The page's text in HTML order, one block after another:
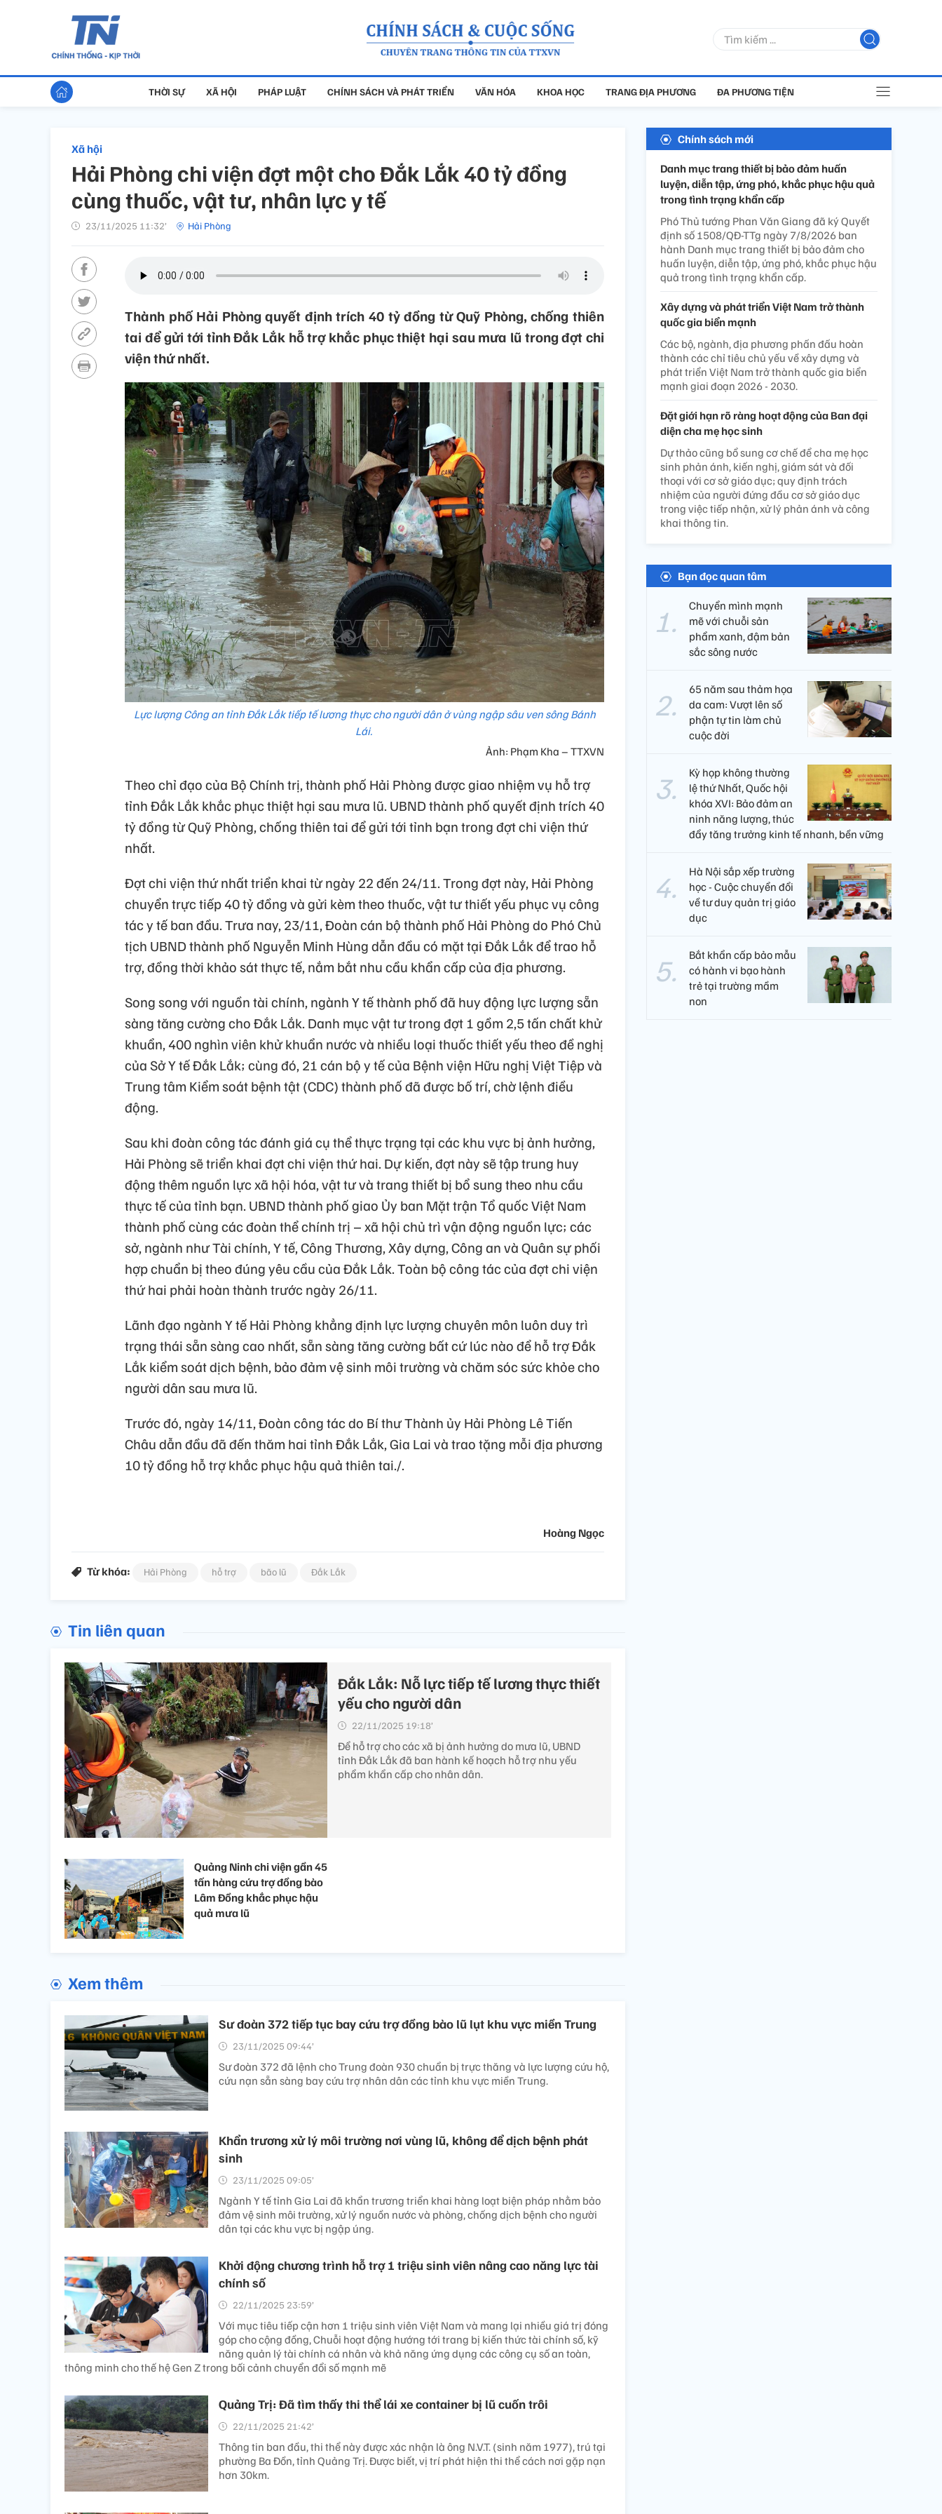
THỜI SỰ XÃ HỘI PHÁP LUẬT CHÍNH SÁCH VÀ PHÁT TRIỂN VĂN HÓA KHOA HỌC TRANG ĐỊA PHƯƠNG ĐA PHƯƠNG TIỆN
Xã hội
Hải Phòng chi viện đợt một cho Đắk Lắk 40 tỷ đồng
cùng thuốc, vật tư, nhân lực y tế
23/11/2025 11:32’ Hải Phòng
Thành phố Hải Phòng quyết định trích 40 tỷ đồng từ Quỹ Phòng, chống thiên
tai để gửi tới tỉnh Đắk Lắk hỗ trợ khắc phục thiệt hại sau mưa lũ trong đợt chi
viện thứ nhất.
Lực lượng Công an tỉnh Đắk Lắk tiếp tế lương thực cho người dân ở vùng ngập sâu ven sông Bánh
Lái.
Ảnh: Phạm Kha – TTXVN
Theo chỉ đạo của Bộ Chính trị, thành phố Hải Phòng được giao nhiệm vụ hỗ trợ
tỉnh Đắk Lắk khắc phục thiệt hại sau mưa lũ. UBND thành phố quyết định trích 40
tỷ đồng từ Quỹ Phòng, chống thiên tai để gửi tới tỉnh bạn trong đợt chi viện thứ
nhất.
Đợt chi viện thứ nhất triển khai từ ngày 22 đến 24/11. Trong đợt này, Hải Phòng
chuyển trực tiếp 40 tỷ đồng và gửi kèm theo thuốc, vật tư thiết yếu phục vụ công
tác y tế ban đầu. Trưa nay, 23/11, Đoàn cán bộ thành phố Hải Phòng do Phó Chủ
tịch UBND thành phố Nguyễn Minh Hùng dẫn đầu có mặt tại Đắk Lắk để trao hỗ
trợ, đồng thời khảo sát thực tế, nắm bắt nhu cầu khẩn cấp của địa phương.
Song song với nguồn tài chính, ngành Y tế thành phố đã huy động lực lượng sẵn
sàng tăng cường cho Đắk Lắk. Danh mục vật tư trong đợt 1 gồm 2,5 tấn chất khử
khuẩn, 400 nghìn viên khử khuẩn nước và nhiều loại thuốc thiết yếu theo đề nghị
của Sở Y tế Đắk Lắk; cùng đó, 21 cán bộ y tế của Bệnh viện Hữu nghị Việt Tiệp và
Trung tâm Kiểm soát bệnh tật (CDC) thành phố đã được bố trí, chờ lệnh điều
động.
Sau khi đoàn công tác đánh giá cụ thể thực trạng tại các khu vực bị ảnh hưởng,
Hải Phòng sẽ triển khai đợt chi viện thứ hai. Dự kiến, đợt này sẽ tập trung huy
động thêm nguồn lực xã hội hóa, vật tư và trang thiết bị bổ sung theo nhu cầu
thực tế của tỉnh bạn. UBND thành phố giao Ủy ban Mặt trận Tổ quốc Việt Nam
thành phố cùng các đoàn thể chính trị – xã hội chủ trì vận động nguồn lực; các
sở, ngành như Tài chính, Y tế, Công Thương, Xây dựng, Công an và Quân sự phối
hợp chuẩn bị theo đúng yêu cầu của Đắk Lắk. Toàn bộ công tác của đợt chi viện
thứ hai phải hoàn thành trước ngày 26/11.
Lãnh đạo ngành Y tế Hải Phòng khẳng định lực lượng chuyên môn luôn duy trì
trạng thái sẵn sàng cao nhất, sẵn sàng tăng cường bất cứ lúc nào để hỗ trợ Đắk
Lắk kiểm soát dịch bệnh, bảo đảm vệ sinh môi trường và chăm sóc sức khỏe cho
người dân sau mưa lũ.
Trước đó, ngày 14/11, Đoàn công tác do Bí thư Thành ủy Hải Phòng Lê Tiến
Châu dẫn đầu đã đến thăm hai tỉnh Đắk Lắk, Gia Lai và trao tặng mỗi địa phương
10 tỷ đồng hỗ trợ khắc phục hậu quả thiên tai./.
Hoàng Ngọc
Từ khóa: Hải Phòng hỗ trợ bão lũ Đắk Lắk
Tin liên quan
Đắk Lắk: Nỗ lực tiếp tế lương thực thiết
yếu cho người dân​
22/11/2025 19:18’
Để hỗ trợ cho các xã bị ảnh hưởng do mưa lũ, UBND
tỉnh Đắk Lắk đã ban hành kế hoạch hỗ trợ nhu yếu
phẩm khẩn cấp cho nhân dân.
Quảng Ninh chi viện gần 45
tấn hàng cứu trợ đồng bào
Lâm Đồng khắc phục hậu
quả mưa lũ
Xem thêm
Sư đoàn 372 tiếp tục bay cứu trợ đồng bào lũ lụt khu vực miền Trung
23/11/2025 09:44’
Sư đoàn 372 đã lệnh cho Trung đoàn 930 chuẩn bị trực thăng và lực lượng cứu hộ,
cứu nạn sẵn sàng bay cứu trợ nhân dân các tỉnh khu vực miền Trung.
Khẩn trương xử lý môi trường nơi vùng lũ, không để dịch bệnh phát
sinh
23/11/2025 09:05’
Ngành Y tế tỉnh Gia Lai đã khẩn trương triển khai hàng loạt biện pháp nhằm bảo
đảm vệ sinh môi trường, xử lý nguồn nước và phòng, chống dịch bệnh cho người
dân tại các khu vực bị ngập úng.
Khởi động chương trình hỗ trợ 1 triệu sinh viên nâng cao năng lực tài
chính số
22/11/2025 23:59’
Với mục tiêu tiếp cận hơn 1 triệu sinh viên Việt Nam và mang lại nhiều giá trị đóng
góp cho cộng đồng, Chuỗi hoạt động hướng tới trang bị kiến thức tài chính số, kỹ
năng quản lý tài chính cá nhân và khả năng ứng dụng các công cụ số an toàn,
thông minh cho thế hệ Gen Z trong bối cảnh chuyển đổi số mạnh mẽ
Quảng Trị: Đã tìm thấy thi thể lái xe container bị lũ cuốn trôi
22/11/2025 21:42’
Thông tin ban đầu, thi thể này được xác nhận là ông N.V.T. (sinh năm 1977), trú tại
phường Ba Đồn, tỉnh Quảng Trị. Được biết, vị trí phát hiện thi thể cách nơi gặp nạn
hơn 30km.
Chính sách mới
Danh mục trang thiết bị bảo đảm huấn
luyện, diễn tập, ứng phó, khắc phục hậu quả
trong tình trạng khẩn cấp
Phó Thủ tướng Phan Văn Giang đã ký Quyết
định số 1508/QĐ-TTg ngày 7/8/2026 ban
hành Danh mục trang thiết bị bảo đảm cho
huấn luyện, diễn tập, ứng phó, khắc phục hậu
quả trong tình trạng khẩn cấp.
Xây dựng và phát triển Việt Nam trở thành
quốc gia biển mạnh
Các bộ, ngành, địa phương phấn đấu hoàn
thành các chỉ tiêu chủ yếu về xây dựng và
phát triển Việt Nam trở thành quốc gia biển
mạnh giai đoạn 2026 - 2030.
Đặt giới hạn rõ ràng hoạt động của Ban đại
diện cha mẹ học sinh
Dự thảo cũng bổ sung cơ chế để cha mẹ học
sinh phản ánh, kiến nghị, giám sát và đối
thoại với cơ sở giáo dục; quy định trách
nhiệm của người đứng đầu cơ sở giáo dục
trong việc tiếp nhận, xử lý phản ánh và công
khai thông tin.
Bạn đọc quan tâm
Chuyển mình mạnh
mẽ với chuỗi sản
phẩm xanh, đậm bản
sắc sông nước
65 năm sau thảm họa
da cam: Vượt lên số
phận tự tin làm chủ
cuộc đời
Kỳ họp không thường
lệ thứ Nhất, Quốc hội
khóa XVI: Bảo đảm an
ninh năng lượng, thúc
đẩy tăng trưởng kinh tế nhanh, bền vững
Hà Nội sắp xếp trường
học - Cuộc chuyển đổi
về tư duy quản trị giáo
dục
Bắt khẩn cấp bảo mẫu
có hành vi bạo hành
trẻ tại trường mầm
non